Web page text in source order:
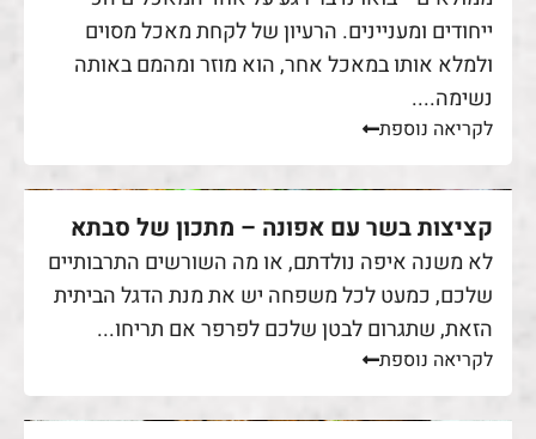
ייחודים ומעניינים. הרעיון של לקחת מאכל מסוים
ולמלא אותו במאכל אחר, הוא מוזר ומהמם באותה
נשימה....
לקריאה נוספת
קציצות בשר עם אפונה – מתכון של סבתא
לא משנה איפה נולדתם, או מה השורשים התרבותיים
שלכם, כמעט לכל משפחה יש את מנת הדגל הביתית
הזאת, שתגרום לבטן שלכם לפרפר אם תריחו...
לקריאה נוספת